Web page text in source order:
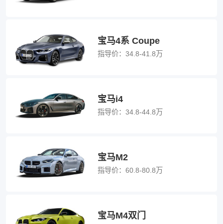
宝马4系 Coupe
指导价： 34.8-41.8万
宝马i4
指导价： 34.8-44.8万
宝马M2
指导价： 60.8-80.8万
宝马M4双门